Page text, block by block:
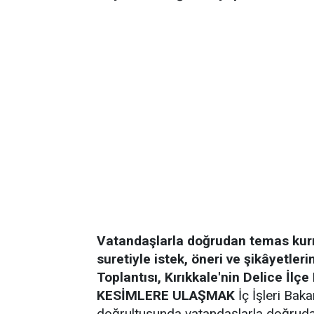
Vatandaşlarla doğrudan temas
suretiyle istek, öneri ve
Toplantısı, Kırıkkale'nin Delice İlçe
KESİMLERE ULAŞMAK İç İşleri